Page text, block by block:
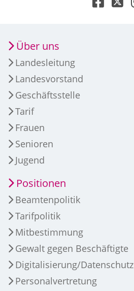
Über uns
Landesleitung
Landesvorstand
Geschäftsstelle
Tarif
Frauen
Senioren
Jugend
Positionen
Beamtenpolitik
Tarifpolitik
Mitbestimmung
Gewalt gegen Beschäftigte
Digitalisierung/Datenschutz
Personalvertretung